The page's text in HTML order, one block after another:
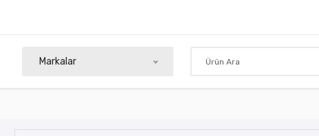
Markalar